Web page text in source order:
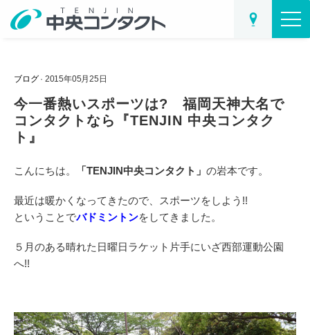
ブログ· 2015年05月25日
今一番熱いスポーツは? 福岡天神大名で
コンタクトなら『TENJIN 中央コンタク
ト』
こんにちは。 「TENJIN中央コンタクト」 の岩本です。
最近は暖かくなってきたので、スポーツをしよう!!
ということでバドミントンをしてきました。
５月のある晴れた日曜日ラケット片手にいざ西部運動公園
へ!!